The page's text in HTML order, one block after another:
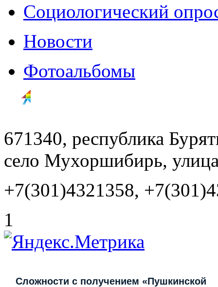
Социологический
Новости
Фотоальбомы
671340, республика
село Мухоршибирь,
+7(301)4321358,
1
Сложности с получением «Пушкинской